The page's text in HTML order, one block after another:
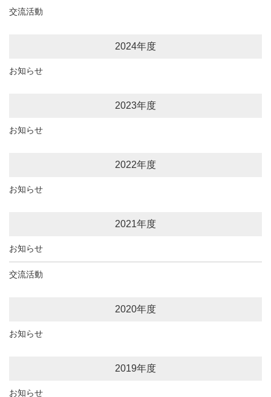
交流活動
2024年度
お知らせ
2023年度
お知らせ
2022年度
お知らせ
2021年度
お知らせ
交流活動
2020年度
お知らせ
2019年度
お知らせ